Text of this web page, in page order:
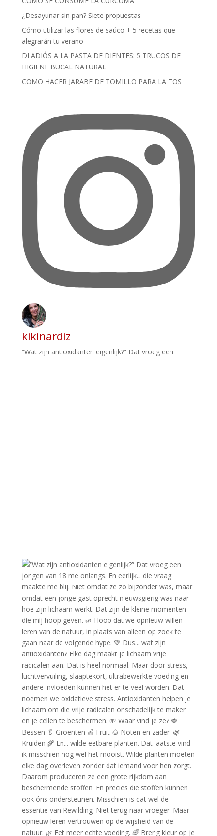
¿Desayunar sin pan? Siete propuestas
Cómo utilizar las flores de saúco + 5 recetas que
alegrarán tu verano
DI ADIÓS A LA PASTA DE DIENTES: 5 TRUCOS DE
HIGIENE BUCAL NATURAL
COMO HACER JARABE DE TOMILLO PARA LA TOS
kikinardiz
“Wat zijn antioxidanten eigenlijk?” Dat vroeg een